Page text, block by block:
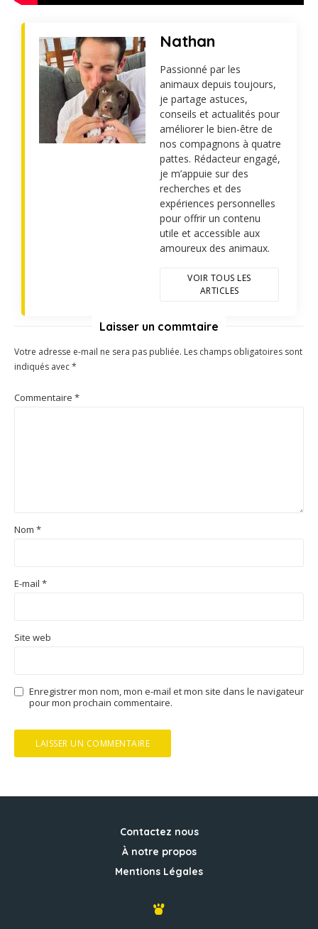
Nathan
Passionné par les
animaux depuis toujours,
je partage astuces,
conseils et actualités pour
améliorer le bien-être de
nos compagnons à quatre
pattes. Rédacteur engagé,
je m’appuie sur des
recherches et des
expériences personnelles
pour offrir un contenu
utile et accessible aux
amoureux des animaux.
VOIR TOUS LES
ARTICLES
Laisser un commtaire
Votre adresse e-mail ne sera pas publiée. Les champs obligatoires sont
indiqués avec*
Commentaire *
Nom *
E-mail *
Site web
Enregistrer mon nom, mon e-mail et mon site dans le navigateur
pour mon prochain commentaire.
Contactez nous
À notre propos
Mentions Légales